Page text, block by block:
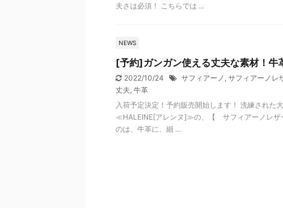
夫さは必須！ こちらでは ...
NEWS
[予約]ガンガン使える丈夫な素材！牛
2022/10/24 サフィアーノ , サフィアーノレ
丈夫, 牛革
入荷予定決定！予約販売開始します！ 洗練された
≪HALEINE[アレンヌ]≫の、【 サフィアーノレザ
のは、牛革に、細 ...